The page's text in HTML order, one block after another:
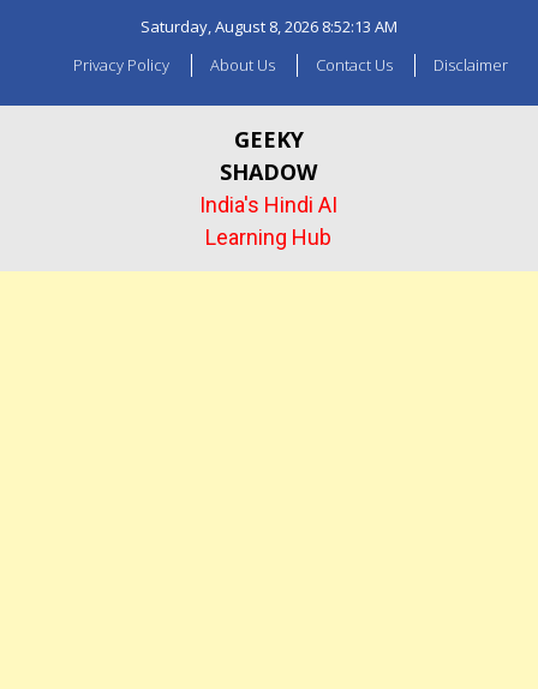
Saturday, August 8, 2026 8:52:14 AM
Privacy Policy
About Us Contact Us Disclaimer
GEEKY
SHADOW
India's Hindi AI
Learning Hub